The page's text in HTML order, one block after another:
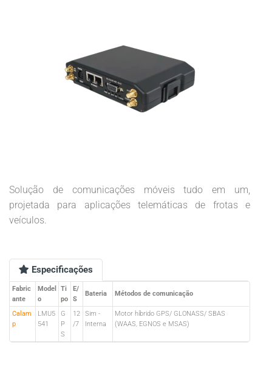
Solução de comunicações móveis tudo em um,
projetada para aplicações telemáticas de frotas e
veículos.
Especificações
Fabric
ante
Model
o
Ti
po
E/
S
Bateria Métodos de comunicação
Calam
p
LMU5
541
G
P
S
12
/7
Sim -
Interna
Motor híbrido GPS/ GLONASS/ SBAS
(WAAS, EGNOS e MSAS)